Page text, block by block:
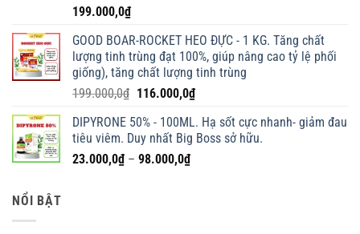
199.000,0₫
GOOD BOAR-ROCKET HEO ĐỰC - 1 KG. Tăng chất
lượng tinh trùng đạt 100%, giúp nâng cao tỷ lệ phối
giống), tăng chất lượng tinh trùng
199.000,0₫ Giá
là:
199.000,0₫.
116.000,0₫Giá
tại
là:
DIPYRONE 50% - 100ML. Hạ sốt cực nhanh- giảm đau
tiêu viêm. Duy nhất Big Boss sở hữu.
23.000,0₫ – 98.000,0₫Khoảng
NỔI BẬT